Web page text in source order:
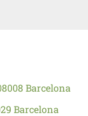
Barcelona
Barcelona